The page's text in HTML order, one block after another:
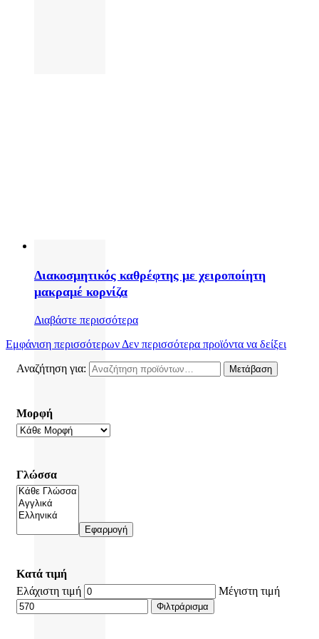
Διακοσμητικός καθρέφτης με χειροποίητη
μακραμέ κορνίζα
Διαβάστε περισσότερα
Εμφάνιση περισσότερων Δεν περισσότερα προϊόντα να δείξει
Αναζήτηση για:
Μετάβαση
Μορφή
Γλώσσα
Εφαρμογή
Κατά τιμή
Ελάχιστη τιμή
Μέγιστη τιμή
Φιλτράρισμα